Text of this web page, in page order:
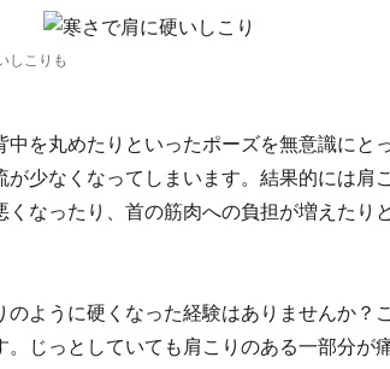
しこりも
を丸めたりといったポーズを無意識にと
少なくなってしまいます。結果的には肩
なったり、首の筋肉への負担が増えたり
ように硬くなった経験はありませんか？
じっとしていても肩こりのある一部分が